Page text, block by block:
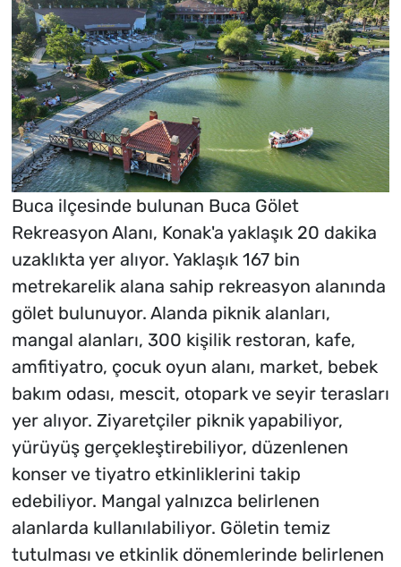
Buca ilçesinde bulunan Buca Gölet
Rekreasyon Alanı, Konak'a yaklaşık 20 dakika
uzaklıkta yer alıyor. Yaklaşık 167 bin
metrekarelik alana sahip rekreasyon alanında
gölet bulunuyor. Alanda piknik alanları,
mangal alanları, 300 kişilik restoran, kafe,
amfitiyatro, çocuk oyun alanı, market, bebek
bakım odası, mescit, otopark ve seyir terasları
yer alıyor. Ziyaretçiler piknik yapabiliyor,
yürüyüş gerçekleştirebiliyor, düzenlenen
konser ve tiyatro etkinliklerini takip
edebiliyor. Mangal yalnızca belirlenen
alanlarda kullanılabiliyor. Göletin temiz
tutulması ve etkinlik dönemlerinde belirlenen